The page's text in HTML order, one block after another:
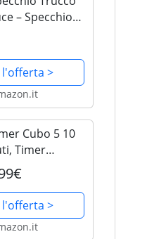
– Specchio
con
di Luce,
USB-
l'offerta >
Cubo 5 10
Timer
con
2 Livelli di
Portatile...
l'offerta >